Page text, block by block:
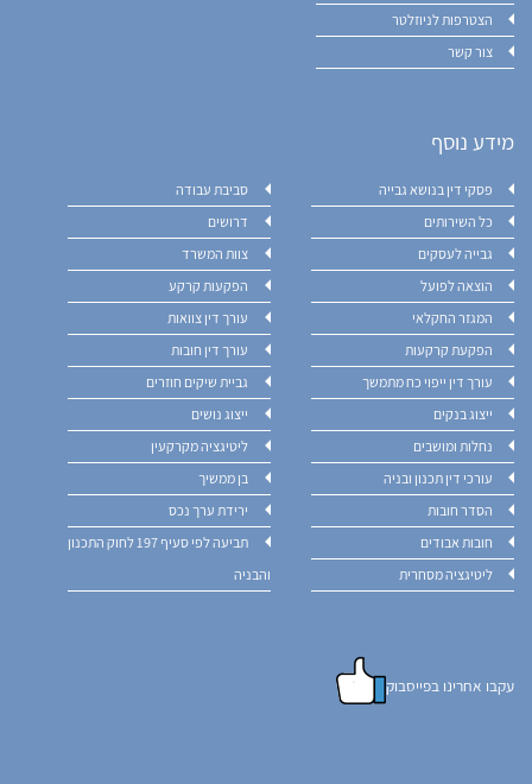
הצטרפות לניוזלטר
צור קשר
מידע נוסף
פסקי דין בנושא גבייה
כל השירותים
גבייה לעסקים
הוצאה לפועל
המגזר החקלאי
הפקעת קרקעות
עורך דין ייפוי כח מתמשך
ייצוג בנקים
נחלות ומושבים
עורכי דין תכנון ובניה
הסדר חובות
חובות אבודים
ליטיגציה מסחרית
סביבת עבודה
דרושים
צוות המשרד
הפקעות קרקע
עורך דין צוואות
עורך דין חובות
גביית שיקים חוזרים
ייצוג נושים
ליטיגציה מקרקעין
בן ממשיך
ירידת ערך נכס
תביעה לפי סעיף 197 לחוק התכנון
והבניה
עקבו אחרינו בפייסבוק